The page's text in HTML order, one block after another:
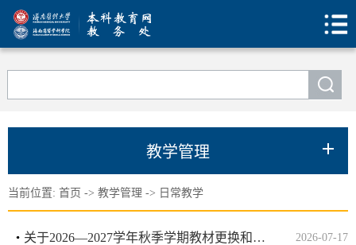
教学管理
当前位置: 首页 -> 教学管理 -> 日常教学
关于2026—2027学年秋季学期教材更换和新开课程教材选用结果的公示 2026-07-17